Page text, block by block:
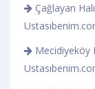
Çağlayan
Mecidiyeköy